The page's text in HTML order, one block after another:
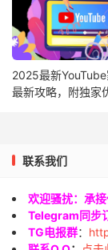
2025最新
最新攻略，附独家
联系我们
欢迎骚扰：承接
Telegram同步
TG电报群：